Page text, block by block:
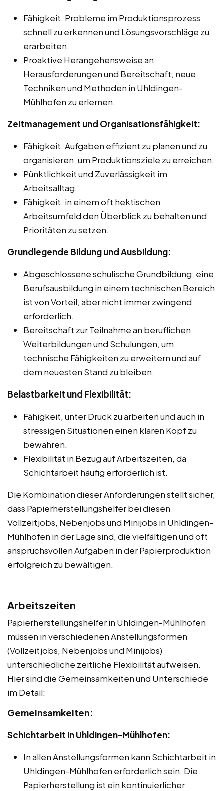
Fähigkeit, Probleme im Produktionsprozess
schnell zu erkennen und Lösungsvorschläge zu
erarbeiten.
Proaktive Herangehensweise an
Herausforderungen und Bereitschaft, neue
Techniken und Methoden in Uhldingen-
Mühlhofen zu erlernen.
Zeitmanagement und Organisationsfähigkeit:
Fähigkeit, Aufgaben effizient zu planen und zu
organisieren, um Produktionsziele zu erreichen.
Pünktlichkeit und Zuverlässigkeit im
Arbeitsalltag.
Fähigkeit, in einem oft hektischen
Arbeitsumfeld den Überblick zu behalten und
Prioritäten zu setzen.
Grundlegende Bildung und Ausbildung:
Abgeschlossene schulische Grundbildung; eine
Berufsausbildung in einem technischen Bereich
ist von Vorteil, aber nicht immer zwingend
erforderlich.
Bereitschaft zur Teilnahme an beruflichen
Weiterbildungen und Schulungen, um
technische Fähigkeiten zu erweitern und auf
dem neuesten Stand zu bleiben.
Belastbarkeit und Flexibilität:
Fähigkeit, unter Druck zu arbeiten und auch in
stressigen Situationen einen klaren Kopf zu
bewahren.
Flexibilität in Bezug auf Arbeitszeiten, da
Schichtarbeit häufig erforderlich ist.
Die Kombination dieser Anforderungen stellt sicher,
dass Papierherstellungshelfer bei diesen
Vollzeitjobs, Nebenjobs und Minijobs in Uhldingen-
Mühlhofen in der Lage sind, die vielfältigen und oft
anspruchsvollen Aufgaben in der Papierproduktion
erfolgreich zu bewältigen.
Arbeitszeiten
Papierherstellungshelfer in Uhldingen-Mühlhofen
müssen in verschiedenen Anstellungsformen
(Vollzeitjobs, Nebenjobs und Minijobs)
unterschiedliche zeitliche Flexibilität aufweisen.
Hier sind die Gemeinsamkeiten und Unterschiede
im Detail:
Gemeinsamkeiten:
Schichtarbeit in Uhldingen-Mühlhofen:
In allen Anstellungsformen kann Schichtarbeit in
Uhldingen-Mühlhofen erforderlich sein. Die
Papierherstellung ist ein kontinuierlicher